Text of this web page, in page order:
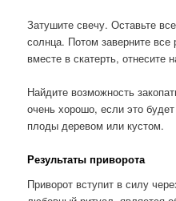
Затушите свечу. Оставьте
солнца. Потом заверните
вместе в скатерть, отнесите
Найдите возможность
очень хорошо, если это
плоды деревом или кустом.
Результаты приворота
Приворот вступит в силу